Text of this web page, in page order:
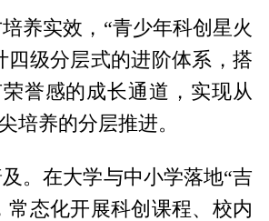
养实效，“青少年科创星火
四级分层式的进阶体系，搭
誉感的成长通道，实现从
培养的分层推进。
。在大学与中小学落地“吉
常态化开展科创课程、校内